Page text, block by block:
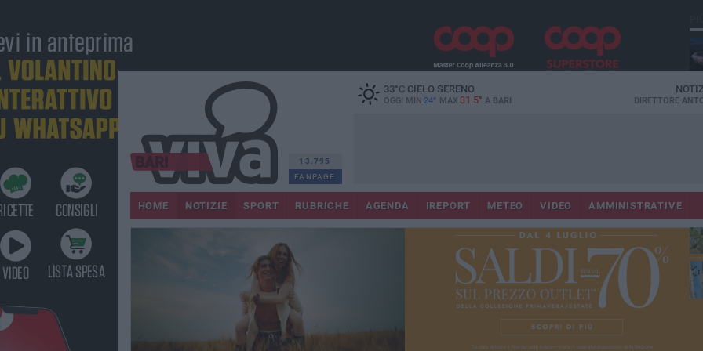
13.795
FANPAGE
33°CCIELO SERENO
OGGI MIN 24° MAX 31.5° A BARI DIRETTORE
HOME NOTIZIE SPORT RUBRICHE AGENDA IREPORT METEO VIDEO AMMINISTRATIVE